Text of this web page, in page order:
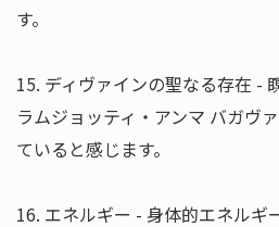
す。
15. ディヴァインの聖なる存在 -
ラムジョッティ・アンマ バガヴ
ていると感じます。
16. エネルギー - 身体的エネルギ